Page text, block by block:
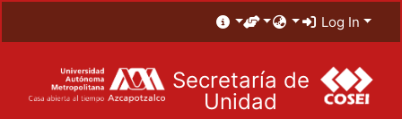
Log In
Secretaría de
Unidad